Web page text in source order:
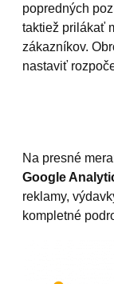
popredných
taktiež prilákať
zákazníkov.
nastaviť
Na presné
Google
reklamy,
kompletné